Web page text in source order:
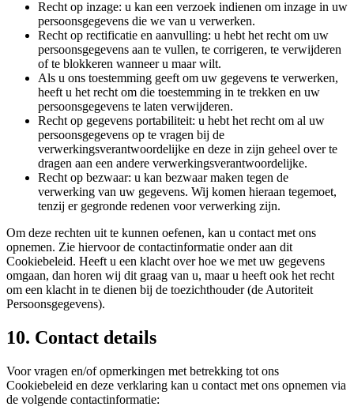
Recht op inzage: u kan een verzoek indienen om inzage in uw
persoonsgegevens die we van u verwerken.
Recht op rectificatie en aanvulling: u hebt het recht om uw
persoonsgegevens aan te vullen, te corrigeren, te verwijderen
of te blokkeren wanneer u maar wilt.
Als u ons toestemming geeft om uw gegevens te verwerken,
heeft u het recht om die toestemming in te trekken en uw
persoonsgegevens te laten verwijderen.
Recht op gegevens portabiliteit: u hebt het recht om al uw
persoonsgegevens op te vragen bij de
verwerkingsverantwoordelijke en deze in zijn geheel over te
dragen aan een andere verwerkingsverantwoordelijke.
Recht op bezwaar: u kan bezwaar maken tegen de
verwerking van uw gegevens. Wij komen hieraan tegemoet,
tenzij er gegronde redenen voor verwerking zijn.
Om deze rechten uit te kunnen oefenen, kan u contact met ons
opnemen. Zie hiervoor de contactinformatie onder aan dit
Cookiebeleid. Heeft u een klacht over hoe we met uw gegevens
omgaan, dan horen wij dit graag van u, maar u heeft ook het recht
om een klacht in te dienen bij de toezichthouder (de Autoriteit
Persoonsgegevens).
10. Contact details
Voor vragen en/of opmerkingen met betrekking tot ons
Cookiebeleid en deze verklaring kan u contact met ons opnemen via
de volgende contactinformatie: